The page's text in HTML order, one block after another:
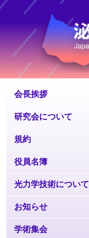
会長挨拶
研究会について
規約
役員名簿
光力学技術について
お知らせ
学術集会